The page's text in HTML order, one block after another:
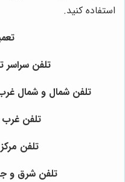
استفاده کنید.
تلفن سراسر تهران
تلفن شمال و شمال غرب و
تلفن غرب 02144376835
تلفن مرکز 02177625942
تلفن شرق و جنوب